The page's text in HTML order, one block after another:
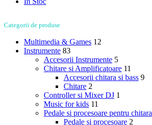
Categorii de produse
Multimedia & Games 12
Instrumente 83
Accesorii Instrumente 5
Chitare si Amplificatoare 11
Accesorii chitara si bass 9
Chitare 2
Controller si Mixer DJ 1
Music for kids 11
Pedale si procesoare pentru chitara
Pedale si procesoare 2